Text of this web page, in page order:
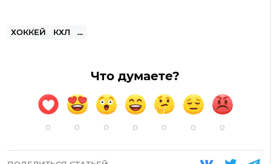
ХОККЕЙ КХЛ ...
Что думаете?
0 0 0 0 0 0 0